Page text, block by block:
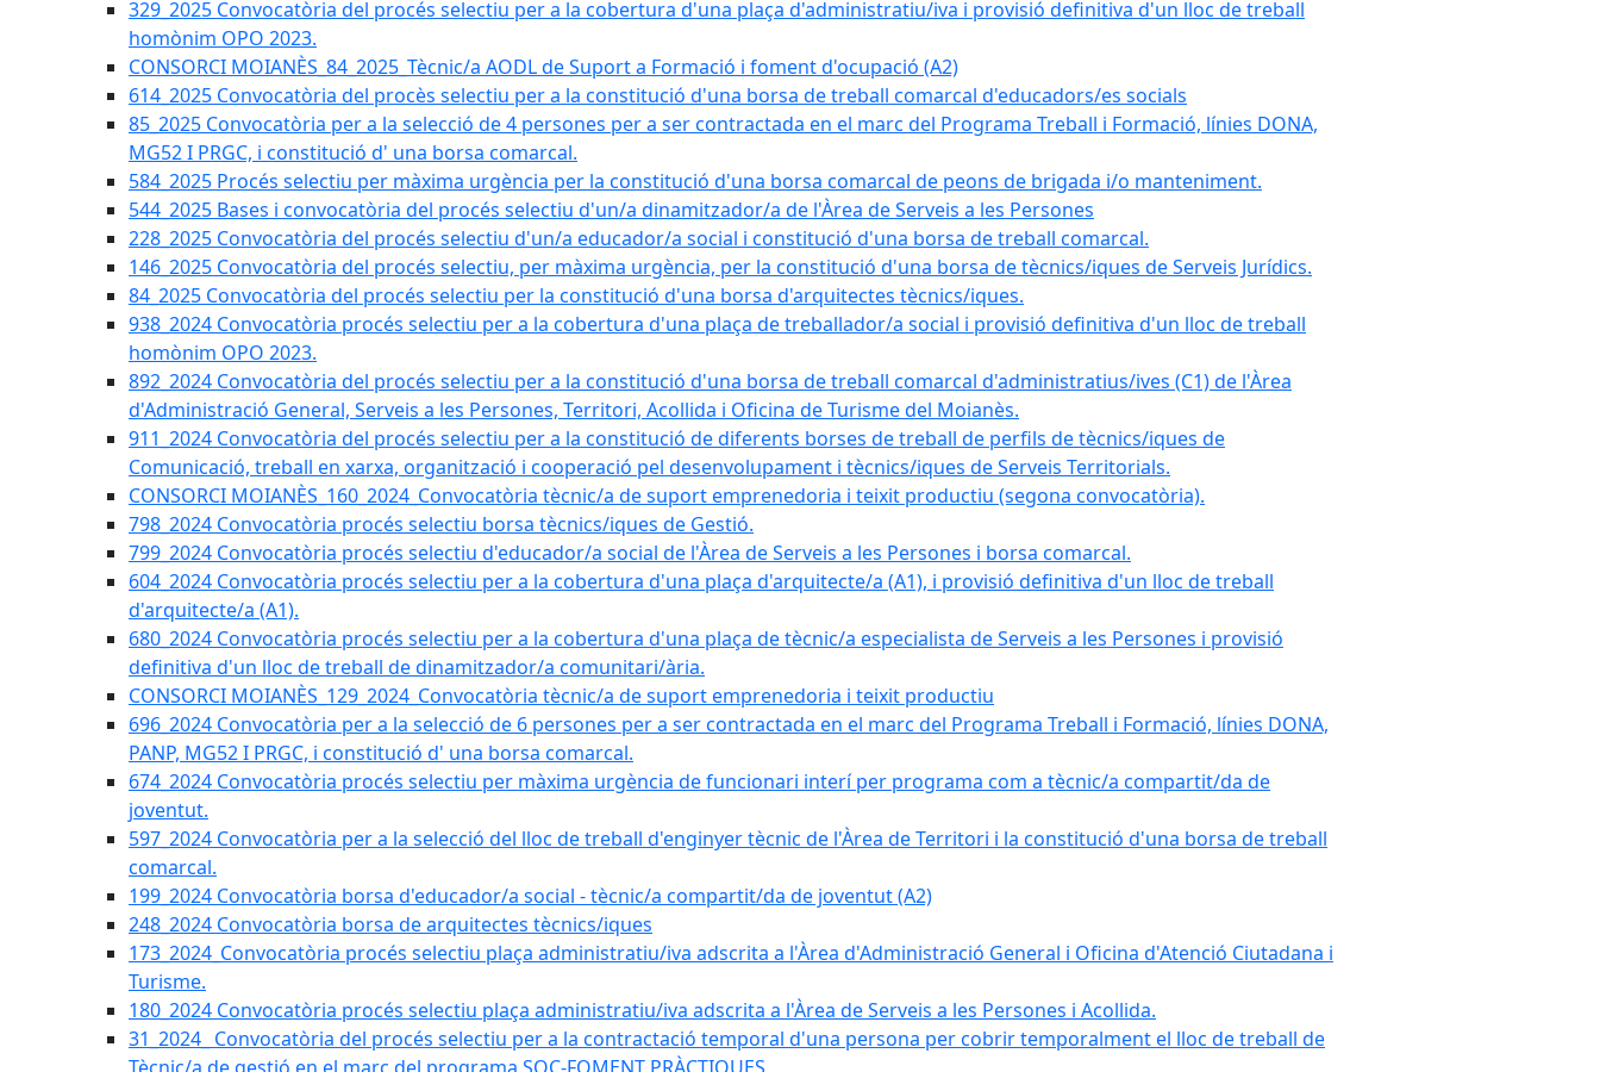
329_2025 Convocatòria del procés selectiu per a la cobertura d'una plaça d'administratiu/iva i provisió definitiva d'un lloc de treball
homònim OPO 2023.
CONSORCI MOIANÈS_84_2025_Tècnic/a AODL de Suport a Formació i foment d'ocupació (A2)
614_2025 Convocatòria del procès selectiu per a la constitució d'una borsa de treball comarcal d'educadors/es socials
85_2025 Convocatòria per a la selecció de 4 persones per a ser contractada en el marc del Programa Treball i Formació, línies DONA,
MG52 I PRGC, i constitució d' una borsa comarcal.
584_2025 Procés selectiu per màxima urgència per la constitució d'una borsa comarcal de peons de brigada i/o manteniment.
544_2025 Bases i convocatòria del procés selectiu d'un/a dinamitzador/a de l'Àrea de Serveis a les Persones
228_2025 Convocatòria del procés selectiu d'un/a educador/a social i constitució d'una borsa de treball comarcal.
146_2025 Convocatòria del procés selectiu, per màxima urgència, per la constitució d'una borsa de tècnics/iques de Serveis Jurídics.
84_2025 Convocatòria del procés selectiu per la constitució d'una borsa d'arquitectes tècnics/iques.
938_2024 Convocatòria procés selectiu per a la cobertura d'una plaça de treballador/a social i provisió definitiva d'un lloc de treball
homònim OPO 2023.
892_2024 Convocatòria del procés selectiu per a la constitució d'una borsa de treball comarcal d'administratius/ives (C1) de l'Àrea
d'Administració General, Serveis a les Persones, Territori, Acollida i Oficina de Turisme del Moianès.
911_2024 Convocatòria del procés selectiu per a la constitució de diferents borses de treball de perfils de tècnics/iques de
Comunicació, treball en xarxa, organització i cooperació pel desenvolupament i tècnics/iques de Serveis Territorials.
CONSORCI MOIANÈS_160_2024_Convocatòria tècnic/a de suport emprenedoria i teixit productiu (segona convocatòria).
798_2024 Convocatòria procés selectiu borsa tècnics/iques de Gestió.
799_2024 Convocatòria procés selectiu d'educador/a social de l'Àrea de Serveis a les Persones i borsa comarcal.
604_2024 Convocatòria procés selectiu per a la cobertura d'una plaça d'arquitecte/a (A1), i provisió definitiva d'un lloc de treball
d'arquitecte/a (A1).
680_2024 Convocatòria procés selectiu per a la cobertura d'una plaça de tècnic/a especialista de Serveis a les Persones i provisió
definitiva d'un lloc de treball de dinamitzador/a comunitari/ària.
CONSORCI MOIANÈS_129_2024_Convocatòria tècnic/a de suport emprenedoria i teixit productiu
696_2024 Convocatòria per a la selecció de 6 persones per a ser contractada en el marc del Programa Treball i Formació, línies DONA,
PANP, MG52 I PRGC, i constitució d' una borsa comarcal.
674_2024 Convocatòria procés selectiu per màxima urgència de funcionari interí per programa com a tècnic/a compartit/da de
joventut.
597_2024 Convocatòria per a la selecció del lloc de treball d'enginyer tècnic de l'Àrea de Territori i la constitució d'una borsa de treball
comarcal.
199_2024 Convocatòria borsa d'educador/a social - tècnic/a compartit/da de joventut (A2)
248_2024 Convocatòria borsa de arquitectes tècnics/iques
173_2024_Convocatòria procés selectiu plaça administratiu/iva adscrita a l'Àrea d'Administració General i Oficina d'Atenció Ciutadana i
Turisme.
180_2024 Convocatòria procés selectiu plaça administratiu/iva adscrita a l'Àrea de Serveis a les Persones i Acollida.
31_2024_ Convocatòria del procés selectiu per a la contractació temporal d'una persona per cobrir temporalment el lloc de treball de